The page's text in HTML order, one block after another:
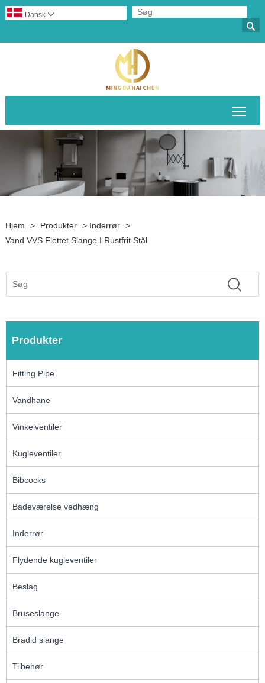

Dansk 
Hjem > Produkter > Inderrør >
Vand VVS Flettet Slange I Rustfrit Stål
Produkter
Fitting Pipe
Vandhane
Vinkelventiler
Kugleventiler
Bibcocks
Badeværelse vedhæng
Inderrør
Flydende kugleventiler
Beslag
Bruseslange
Bradid slange
Tilbehør